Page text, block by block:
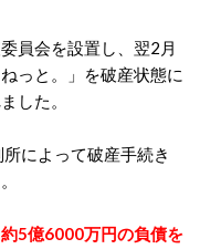
員会を設置し、翌2月
っと。」を破産状態に
した。
によって破産手続き
約5億6000万円の負債を